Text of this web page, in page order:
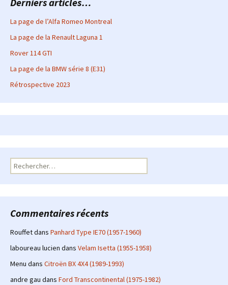
La page de l’Alfa Romeo Montreal
La page de la Renault Laguna 1
Rover 114 GTI
La page de la BMW série 8 (E31)
Rétrospective 2023
Rechercher :
Commentaires récents
Rouffetdans Panhard Type IE70 (1957-1960)
laboureau lucien dans Velam Isetta (1955-1958)
Menu dans Citroën BX 4X4 (1989-1993)
andre gau dans Ford Transcontinental (1975-1982)